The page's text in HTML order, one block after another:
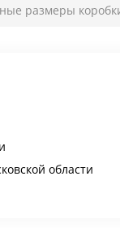
размеры
области